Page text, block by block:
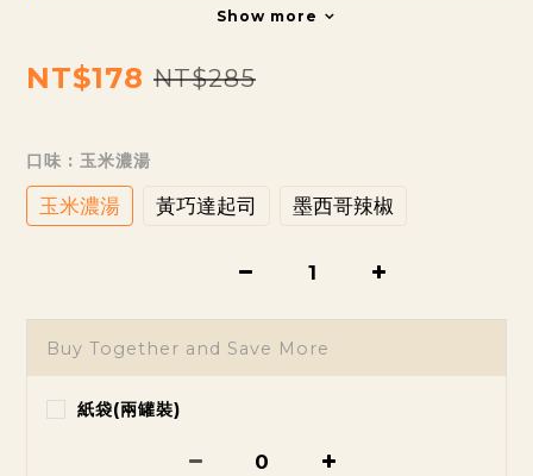
Show more
NT$178 NT$285
口味 : 玉米濃湯
玉米濃湯 黃巧達起司 墨西哥辣椒
Buy Together and Save More
紙袋(兩罐裝)